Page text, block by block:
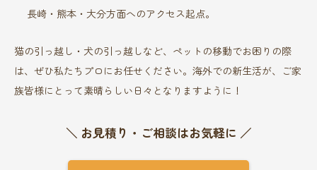
長崎・熊本・大分方面へのアクセス起点。
猫の引っ越し・犬の引っ越しなど、ペットの移動でお困りの際
は、ぜひ私たちプロにお任せください。海外での新生活が、ご家
族皆様にとって素晴らしい日々となりますように！
＼ お見積り・ご相談はお気軽に ／